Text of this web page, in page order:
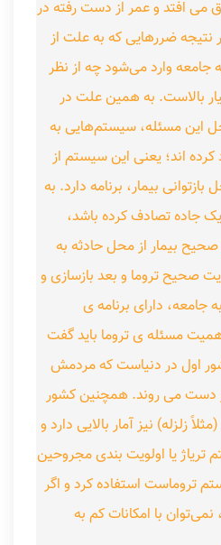
می افتد و عمر از دست رفته در
نتیجه ضررهایی که به علت از
وارد می‌شود چه از نظر
بالاست. به همین علت در
این مسئله، سیستم‌هایی به
اند؛ یعنی این سیستم از
بیمار، برنامه دارد. به
جاده تصادف کرده باشد،
بیمار از محل حادثه به
صحیح تروما و بعد بازسازی و
جامعه، دارای برنامه ی
مسئله ی تروما باید گفت
ما یکی از 3-2 کشور اول در دنیاست که مردمش
دست می روند. همچنین کشور
زلزله) نیز آمار بالایی دارد و
تریاژ یا اولویت بندی مجروحین
تروماست استفاده کرد و اگر
با امکانات کم به